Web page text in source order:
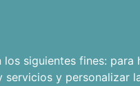
siguientes fines: para
y personalizar